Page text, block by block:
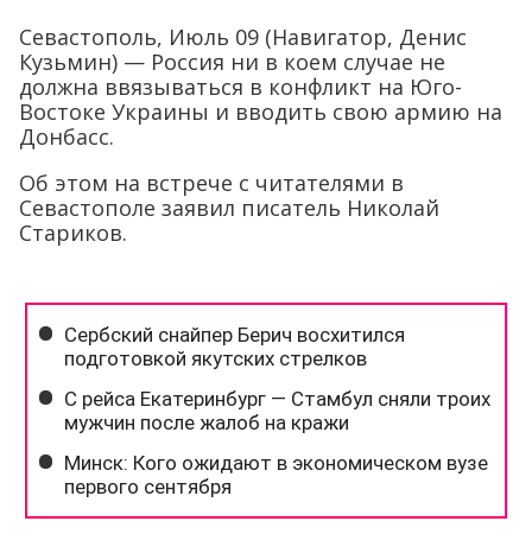
Севастополь, Июль 09 (Навигатор, Денис
Кузьмин) — Россия ни в коем случае не
должна ввязываться в конфликт на Юго-
Востоке Украины и вводить свою армию на
Донбасс.
Об этом на встрече с читателями в
Севастополе заявил писатель Николай
Стариков.